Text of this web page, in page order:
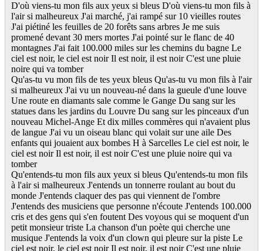
D'où viens-tu mon fils aux yeux si bleus D'où viens-tu mon fils à
l'air si malheureux J'ai marché, j'ai rampé sur 10 vieilles routes
J'ai piétiné les feuilles de 20 forêts sans arbres Je me suis
promené devant 30 mers mortes J'ai pointé sur le flanc de 40
montagnes J'ai fait 100.000 miles sur les chemins du bagne Le
ciel est noir, le ciel est noir Il est noir, il est noir C'est une pluie
noire qui va tomber
Qu'as-tu vu mon fils de tes yeux bleus Qu'as-tu vu mon fils à l'air
si malheureux J'ai vu un nouveau-né dans la gueule d'une louve
Une route en diamants sale comme le Gange Du sang sur les
statues dans les jardins du Louvre Du sang sur les pinceaux d'un
nouveau Michel-Ange Et dix milles commères qui n'avaient plus
de langue J'ai vu un oiseau blanc qui volait sur une aile Des
enfants qui jouaient aux bombes H à Sarcelles Le ciel est noir, le
ciel est noir Il est noir, il est noir C'est une pluie noire qui va
tomber
Qu'entends-tu mon fils aux yeux si bleus Qu'entends-tu mon fils
à l'air si malheureux J'entends un tonnerre roulant au bout du
monde J'entends claquer des pas qui viennent de l'ombre
J'entends des musiciens que personne n'écoute J'entends 100.000
cris et des gens qui s'en foutent Des voyous qui se moquent d'un
petit monsieur triste La chanson d'un poète qui cherche une
musique J'entends la voix d'un clown qui pleure sur la piste Le
ciel est noir, le ciel est noir Il est noir, il est noir C'est une pluie